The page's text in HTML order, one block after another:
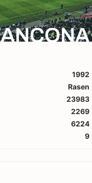
ANCONA
1992
Rasen
23983
2269
6224
9